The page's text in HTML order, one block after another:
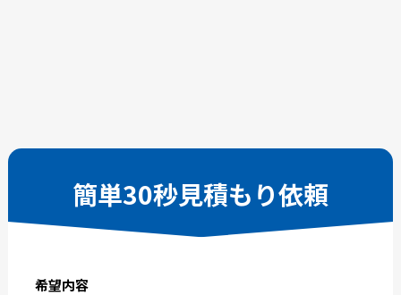
2025-04
2025-03
2025-02
2025-01
2024-10
簡単30秒見積もり依頼
希望内容